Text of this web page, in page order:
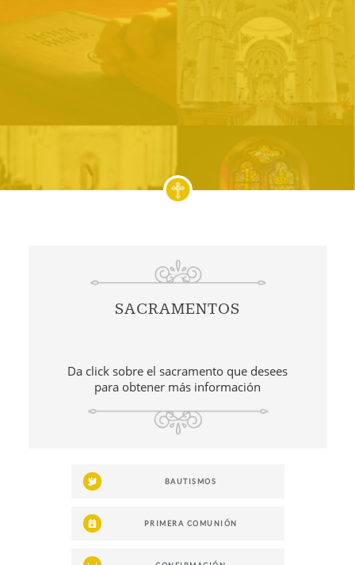
SACRAMENTOS
Da click sobre el sacramento que desees
para obtener más información
BAUTISMOS
PRIMERA COMUNIÓN